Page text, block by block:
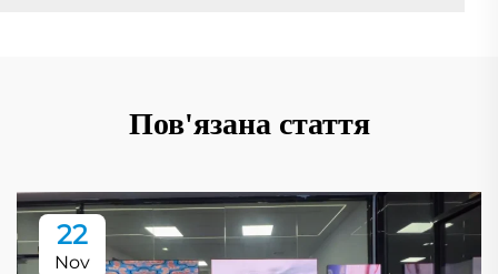
Пов'язана стаття
22
Nov